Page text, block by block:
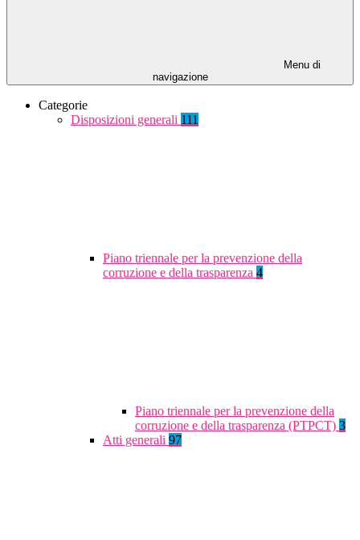
Menu di
navigazione
Categorie
Disposizioni generali 111
Piano triennale per la prevenzione della
corruzione e della trasparenza 4
Piano triennale per la prevenzione della
corruzione e della trasparenza (PTPCT) 3
Atti generali 97